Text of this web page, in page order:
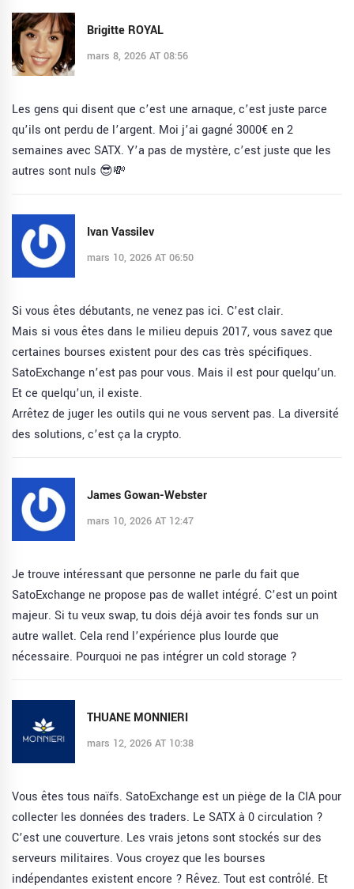
Brigitte ROYAL
mars 8, 2026 AT 08:56
Les gens qui disent que c’est une arnaque, c’est juste parce
qu’ils ont perdu de l’argent. Moi j’ai gagné 3000€ en 2
semaines avec SATX. Y’a pas de mystère, c’est juste que les
autres sont nuls 😎💸
Ivan Vassilev
mars 10, 2026 AT 06:50
Si vous êtes débutants, ne venez pas ici. C’est clair.
Mais si vous êtes dans le milieu depuis 2017, vous savez que
certaines bourses existent pour des cas très spécifiques.
SatoExchange n’est pas pour vous. Mais il est pour quelqu’un.
Et ce quelqu’un, il existe.
Arrêtez de juger les outils qui ne vous servent pas. La diversité
des solutions, c’est ça la crypto.
James Gowan-Webster
mars 10, 2026 AT 12:47
Je trouve intéressant que personne ne parle du fait que
SatoExchange ne propose pas de wallet intégré. C’est un point
majeur. Si tu veux swap, tu dois déjà avoir tes fonds sur un
autre wallet. Cela rend l’expérience plus lourde que
nécessaire. Pourquoi ne pas intégrer un cold storage ?
THUANE MONNIERI
mars 12, 2026 AT 10:38
Vous êtes tous naïfs. SatoExchange est un piège de la CIA pour
collecter les données des traders. Le SATX à 0 circulation ?
C’est une couverture. Les vrais jetons sont stockés sur des
serveurs militaires. Vous croyez que les bourses
indépendantes existent encore ? Rêvez. Tout est contrôlé. Et